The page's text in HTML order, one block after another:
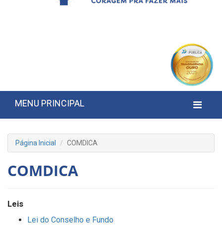
MENU PRINCIPAL
Página Inicial COMDICA
COMDICA
Leis
Lei do Conselho e Fundo